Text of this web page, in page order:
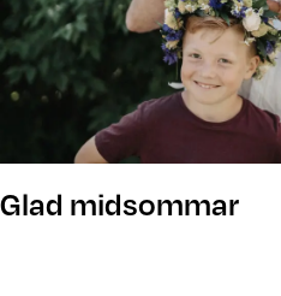
Glad midsommar